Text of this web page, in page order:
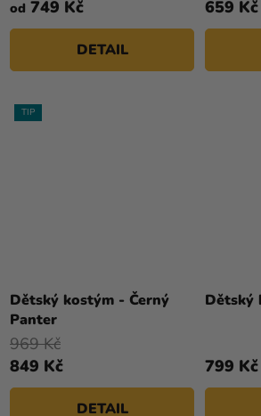
od 749 Kč
DETAIL
659 Kč
TIP
Dětský kostým - Černý
Panter
849 Kč
969 Kč
DETAIL
Dětský
799 Kč